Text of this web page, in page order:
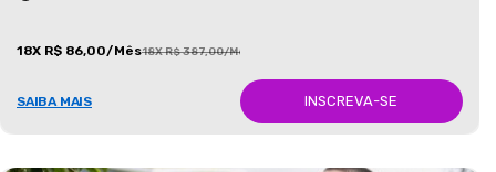
18X R$ 86,00/Mês18X R$ 387,00/Mês
SAIBA MAIS INSCREVA-SE